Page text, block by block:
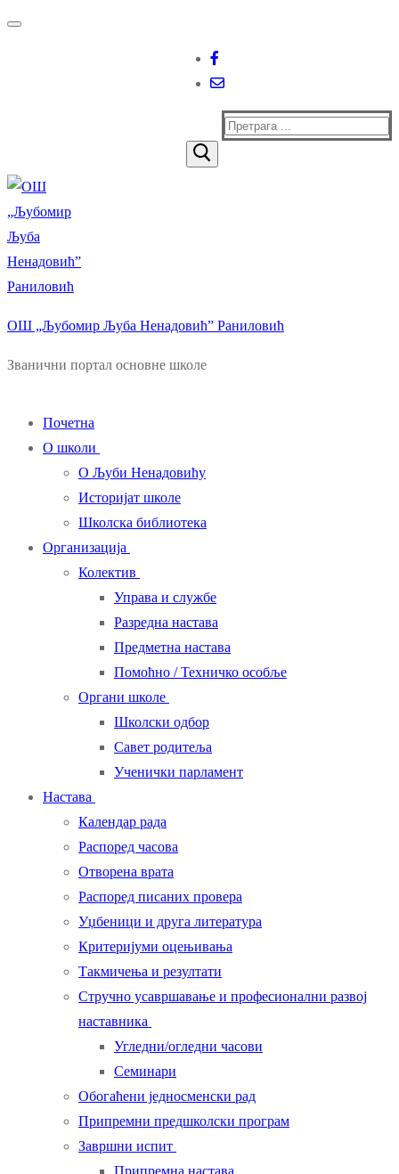
Прескочи
Изборник
Затворити
Тражи
ОШ „Љубомир Љуба Ненадовић” Раниловић
Званични портал основне школе
Почетна
О школи
О Љуби Ненадовићу
Историјат школе
Школска библиотека
Организација
Колектив
Управа и службе
Разредна настава
Предметна настава
Помоћно / Техничко особље
Органи школе
Школски одбор
Савет родитеља
Ученички парламент
Настава
Календар рада
Распоред часова
Отворена врата
Распоред писаних провера
Уџбеници и друга литература
Критеријуми оцењивања
Такмичења и резултати
Стручно усавршавање и професионални развој
наставника
Угледни/огледни часови
Семинари
Обогаћени једносменски рад
Припремни предшколски програм
Завршни испит
Припремна настава